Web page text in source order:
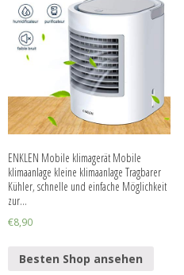
ENKLEN Mobile klimagerät Mobile
klimaanlage kleine klimaanlage Tragbarer
Kühler, schnelle und einfache Möglichkeit
zur…
€8,90
Besten Shop ansehen